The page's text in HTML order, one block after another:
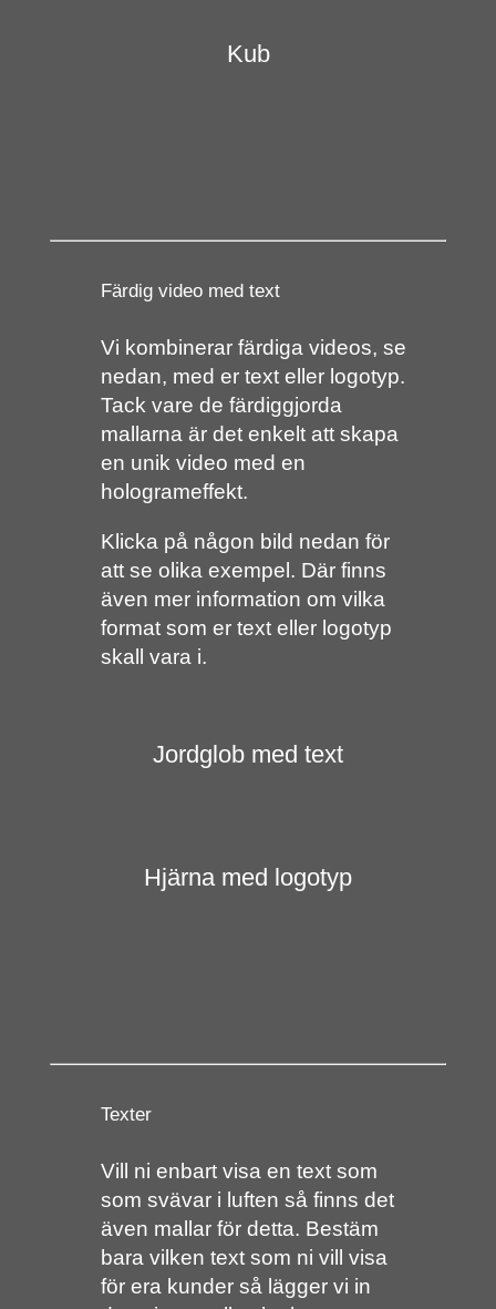
Kub
Färdig video med text
Vi kombinerar färdiga videos, se
nedan, med er text eller logotyp.
Tack vare de färdiggjorda
mallarna är det enkelt att skapa
en unik video med en
hologrameffekt.
Klicka på någon bild nedan för
att se olika exempel. Där finns
även mer information om vilka
format som er text eller logotyp
skall vara i.
Jordglob med text
Hjärna med logotyp
Texter
Vill ni enbart visa en text som
som svävar i luften så finns det
även mallar för detta. Bestäm
bara vilken text som ni vill visa
för era kunder så lägger vi in